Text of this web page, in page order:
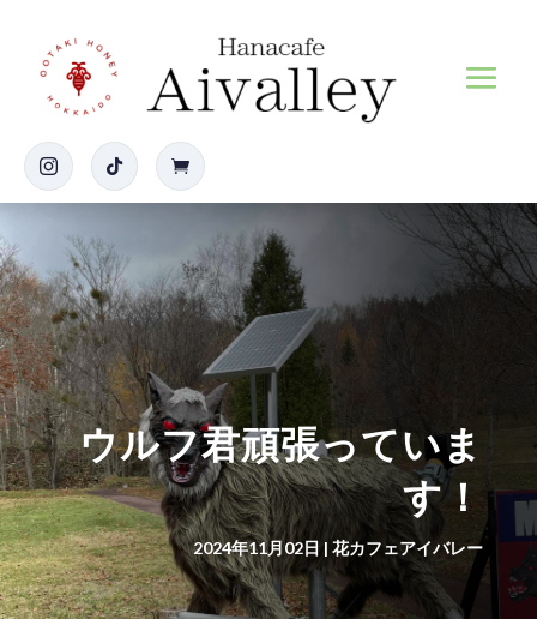
  
ウルフ君頑張っていま
す！
2024年11月02日 |花カフェアイバレー